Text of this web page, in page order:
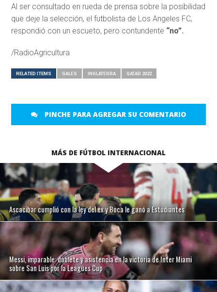
Al ser consultado en rueda de prensa sobre la posibilidad
que deje la selección, el futbolista de Los Angeles FC,
respondió con un escueto, pero contundente “no”.
/RadioAgricultura
RELATED ITEMS GALES INGLATERRA QATAR 2022
PINCHE PARA AGREGAR SU COMENTARIO
MÁS DE FÚTBOL INTERNACIONAL
Ascacibar cumplió con la ley del ex y Boca le ganó a Estudiantes
Messi, imparable: doblete y asistencia en la victoria de Inter Miami
sobre San Luis por la Leagues Cup